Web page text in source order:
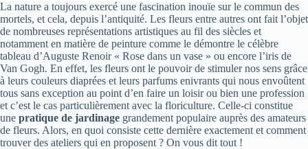
La nature a toujours exercé une fascination inouïe sur le commun des
mortels, et cela, depuis l’antiquité. Les fleurs entre autres ont fait l’objet
de nombreuses représentations artistiques au fil des siècles et
notamment en matière de peinture comme le démontre le célèbre
tableau d’Auguste Renoir « Rose dans un vase » ou encore l’iris de
Van Gogh. En effet, les fleurs ont le pouvoir de stimuler nos sens grâce
à leurs couleurs diaprées et leurs parfums enivrants qui nous envoûtent
tous sans exception au point d’en faire un loisir ou bien une profession
et c’est le cas particulièrement avec la floriculture. Celle-ci constitue
une pratique de jardinage grandement populaire auprès des amateurs
de fleurs. Alors, en quoi consiste cette dernière exactement et comment
trouver des ateliers qui en proposent ? On vous dit tout !